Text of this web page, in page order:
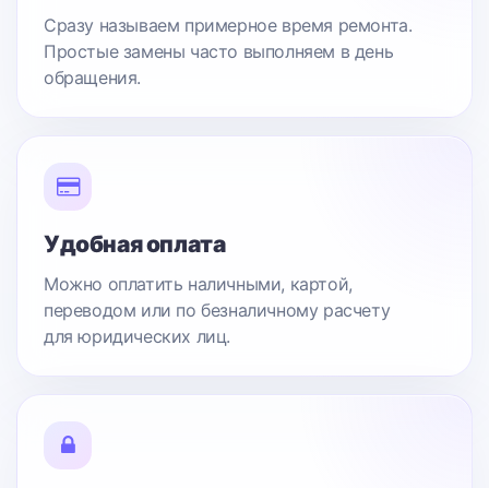
Сразу называем примерное время ремонта.
Простые замены часто выполняем в день
обращения.
Удобная оплата
Можно оплатить наличными, картой,
переводом или по безналичному расчету
для юридических лиц.